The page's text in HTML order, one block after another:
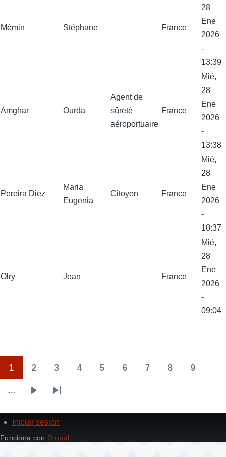
Mémin Stéphane France
28
Ene
2026
-
13:39
Amghar Ourda
Agent de
sûreté
aéroportuaire
France
Mié,
28
Ene
2026
-
13:38
Pereira Diez
Maria
Eugenia
Citoyen France
Mié,
28
Ene
2026
-
10:37
Olry Jean France
Mié,
28
Ene
2026
-
09:04
Paginación
1 2 3 4 5 6 7 8 9
…
Última
Menú
de
cuenta
Iniciar sesión
Funciona con Drupal